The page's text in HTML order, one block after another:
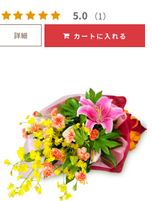
5.0 （1）
詳細 カートに入れる